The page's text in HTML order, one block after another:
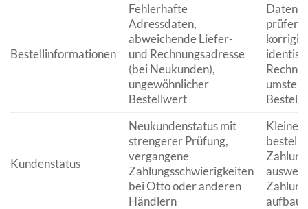
Bestellinformationen
Fehlerhafte
Adressdaten,
abweichende Liefer-
und Rechnungsadresse
(bei Neukunden),
ungewöhnlicher
Bestellwert
Daten
prüfen
Kundenstatus
Neukundenstatus mit
strengerer Prüfung,
vergangene
Zahlungsschwierigkeiten
bei Otto oder anderen
Händlern